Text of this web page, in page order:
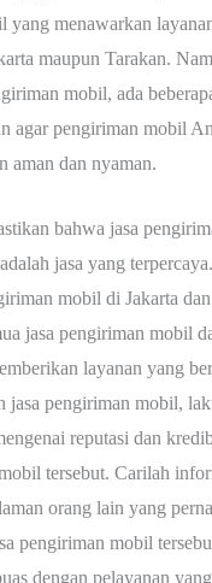
yang menawarkan
maupun Tarakan.
mobil, ada
agar pengiriman mobil
aman dan nyaman.
bahwa jasa
jasa yang
mobil di Jakarta
jasa pengiriman mobil
layanan yang
jasa pengiriman mobil,
reputasi dan
tersebut. Carilah
orang lain yang
pengiriman mobil
dengan pelayanan